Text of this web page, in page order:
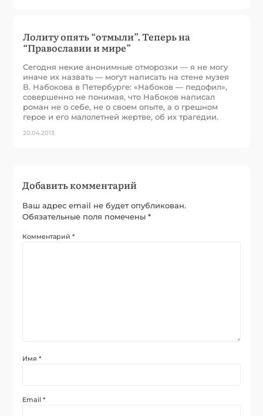
Лолиту опять “отмыли”. Теперь на
“Православии и мире”
Сегодня некие анонимные отморозки — я не могу
иначе их назвать — могут написать на стене музея
В. Набокова в Петербурге: «Набоков — педофил»,
совершенно не понимая, что Набоков написал
роман не о себе, не о своем опыте, а о грешном
герое и его малолетней жертве, об их трагедии.
20.04.2013
Добавить комментарий
Ваш адрес email не будет опубликован.
Обязательные поля помечены*
Комментарий*
Имя*
Email*